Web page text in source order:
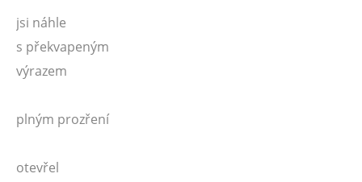
jsi náhle
s překvapeným
výrazem
plným prozření
otevřel